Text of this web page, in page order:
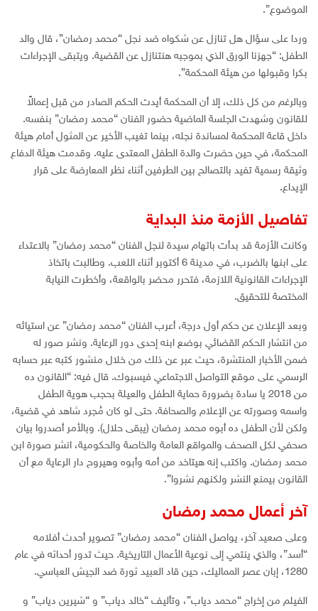
الموضوع”.
وردا على سؤال هل تنازل عن شكواه ضد نجل “محمد رمضان”، قال والد
الطفل: “جهزنا الورق الذي بموجبه هنتنازل عن القضية. ويتبقى الإجراءات
بكرا وقبولها من هيئة المحكمة”.
وبالرغم من كل ذلك، إلا أن المحكمة أيدت الحكم الصادر من قبل إعمالاً
للقانون وشهدت الجلسة الماضية حضور الفنان “محمد رمضان” بنفسه.
داخل قاعة المحكمة لمساندة نجله، بينما تغيب الأخير عن المثول أمام هيئة
المحكمة، في حين حضرت والدة الطفل المعتدى عليه. وقدمت هيئة الدفاع
وثيقة رسمية تفيد بالتصالح بين الطرفين أثناء نظر المعارضة على قرار
الإيداع.
تفاصيل الأزمة منذ البداية
وكانت الأزمة قد بدأت باتهام سيدة لنجل الفنان “محمد رمضان” بالاعتداء
على ابنها بالضرب، في مدينة 6 أكتوبر أثناء اللعب. وطالبت باتخاذ
الإجراءات القانونية اللازمة، فتحرر محضر بالواقعة، وأخطرت النيابة
المختصة للتحقيق.
وبعد الإعلان عن حكم أول درجة، أعرب الفنان “محمد رمضان” عن استيائه
من انتشار الحكم القضائي بوضع ابنه إحدى دور الرعاية. ونشر صور له
ضمن الأخبار المنتشرة، حيث عبر عن ذلك من خلال منشور كتبه عبر حسابه
الرسمي على موقع التواصل الاجتماعي فيسبوك. قال فيه: “القانون ده
من 2018 يا سادة بضرورة حماية الطفل والعيلة بحجب هوية الطفل
واسمه وصورته عن الإعلام والصحافة. حتى لو كان مُجرد شاهد في قضية،
ولكن لأن الطفل ده أبوه محمد رمضان (يبقى حلال). وبالأمر أصدروا بيان
صحفي لكل الصحف والمواقع العامة والخاصة والحكومية، انشر صورة ابن
محمد رمضان. واكتب إنه هيتاخد من أمه وأبوه وهيروح دار الرعاية مع أن
القانون بيمنع النشر ولكنهم نشروا”.
آخر أعمال محمد رمضان
وعلى صعيد آخر، يواصل الفنان “محمد رمضان” تصوير أحدث أفلامه
“أسد”، والذي ينتمي إلى نوعية الأعمال التاريخية. حيث تدور أحداثه في عام
1280، إبان عصر المماليك، حين قاد العبيد ثورة ضد الجيش العباسي.
الفيلم من إخراج “محمد دياب”، وتأليف “خالد دياب” و “شيرين دياب” و